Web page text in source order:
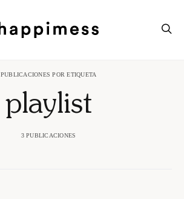
PUBLICACIONES POR ETIQUETA
playlist
3 PUBLICACIONES